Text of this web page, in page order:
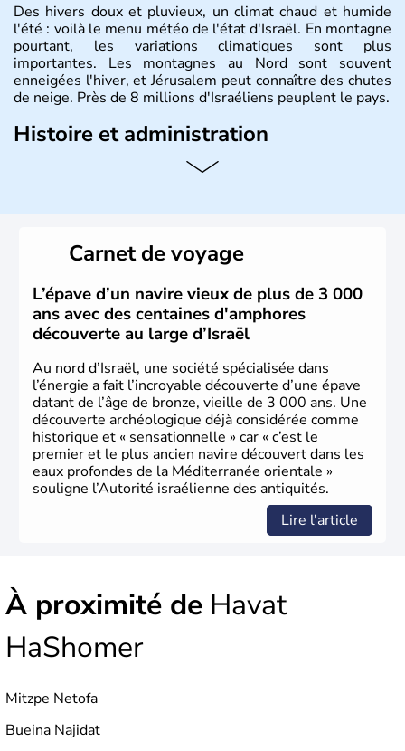
Des hivers doux et pluvieux, un climat chaud et humide
l'été : voilà le menu météo de l'état d'Israël. En montagne
pourtant, les variations climatiques sont plus
importantes. Les montagnes au Nord sont souvent
enneigées l'hiver, et Jérusalem peut connaître des chutes
de neige. Près de 8 millions d'Israéliens peuplent le pays.
Histoire et administration
L'Israël est un état de la partie est de la Méditerranée,
vrai essor économique dans le domaine des nouvelles
Carnet de voyage
L’épave d’un navire vieux de plus de 3 000
ans avec des centaines d'amphores
découverte au large d’Israël
Au nord d’Israël, une société spécialisée dans
l’énergie a fait l’incroyable découverte d’une épave
datant de l’âge de bronze, vieille de 3 000 ans. Une
découverte archéologique déjà considérée comme
historique et « sensationnelle » car « c’est le
premier et le plus ancien navire découvert dans les
eaux profondes de la Méditerranée orientale »
souligne l’Autorité israélienne des antiquités.
Lire l'article
À proximité de Havat
HaShomer
Mitzpe Netofa
Bueina Najidat